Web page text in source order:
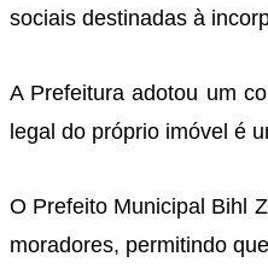
sociais destinadas à
A Prefeitura adotou um
legal do próprio imóvel é
O Prefeito Municipal Bihl
moradores, permitindo